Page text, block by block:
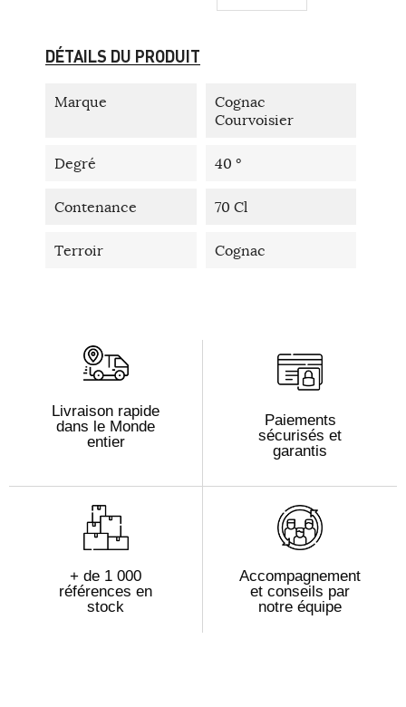
DÉTAILS DU PRODUIT
Marque
Cognac
Courvoisier
Degré 40 °
Contenance 70 Cl
Terroir Cognac
Livraison rapide
dans le Monde
entier
Paiements
sécurisés et
garantis
+ de 1 000
références en
stock
Accompagnement
et conseils par
notre équipe